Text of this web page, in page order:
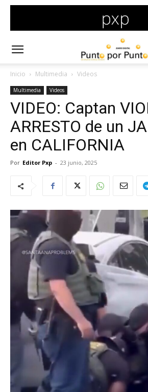
Inicio Multimedia Videos
Multimedia Videos
VIDEO: Captan
ARRESTO de un
en CALIFORNIA
Por Editor Pxp - 23 junio, 2025